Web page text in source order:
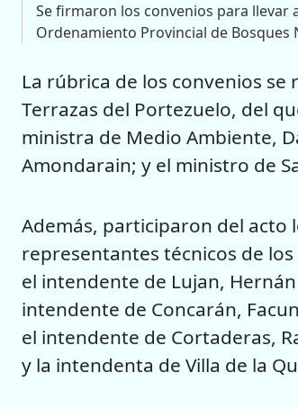
Se firmaron los convenios para llevar
Ordenamiento Provincial de Bosques
La rúbrica de los convenios se
Terrazas del Portezuelo, del
ministra de Medio Ambiente,
Amondarain; y el ministro de
Además, participaron del acto
representantes técnicos de
el intendente de Lujan,
intendente de Concarán,
el intendente de Cortaderas,
y la intendenta de Villa de la